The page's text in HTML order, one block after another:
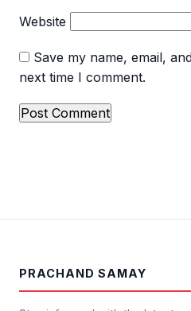
Website
Save my name, email,
next time I comment.
PRACHAND SAMAY